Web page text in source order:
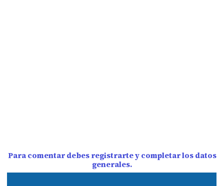
Para comentar debes registrarte y completar los datos
generales.